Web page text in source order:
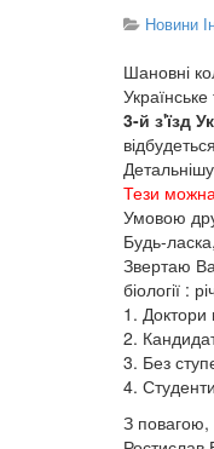
Новини
Шановні
3-й з'їзд
Тези
Умовою
Будь-
Звертаю
біології :
1. Доктори
2.
3. Без
4.
З повагою,